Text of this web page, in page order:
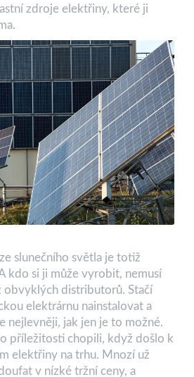
zdroje elektřiny, které ji
slunečního světla je totiž
kdo si ji může vyrobit, nemusí
obvyklých distributorů. Stačí
elektrárnu nainstalovat a
nejlevněji, jak jen je to možné.
příležitosti chopili, když došlo k
elektřiny na trhu. Mnozí už
v nízké tržní ceny, a